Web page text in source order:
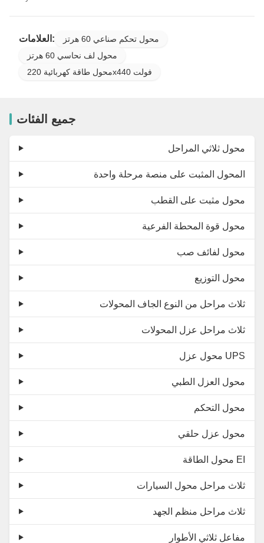
العلامات:
محول تحكم صناعي 60 هرتز
محول لف نحاسي 60 هرتز
محول طاقة كهربائية 220x440 فولت
جميع الفئات
محول ثلاثي المراحل
المحول المثبت على منصة مرحلة واحدة
محول مثبت على القطب
محول قوة المحطة الفرعية
محول لفائف صب
محول التوزيع
ثلاث مراحل من النوع الجاف المحولات
ثلاث مراحل عزل المحولات
محول عزل UPS
محول العزل الطبي
محول التحكم
محول عزل حلقي
محول الطاقة EI
ثلاث مراحل محول السيارات
ثلاث مراحل منظم الجهد
مفاعل ثلاثي الأطوار